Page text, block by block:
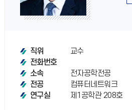
직위
교수
전화번호
소속
전자공학전공
전공
컴퓨터네트워크
연구실
제1공학관 208호